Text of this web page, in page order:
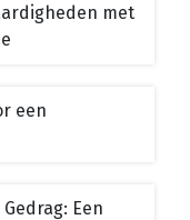
met
een
Een